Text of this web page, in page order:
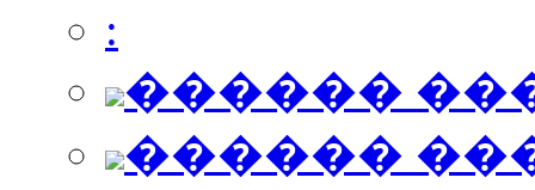
:
������
������